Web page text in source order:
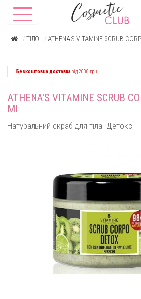
ТІЛО ATHENA'S VITAMINE SCRUB
Безкоштовна доставка від 2000 грн
ATHENA'S VITAMINE SCRUB
ML
Натуральний скраб для тіла "Детокс"